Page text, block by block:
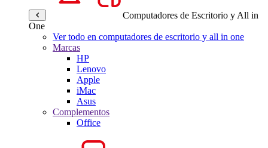
Computadores de Escritorio y All in
One
Ver todo en computadores de escritorio y all in one
Marcas
HP
Lenovo
Apple
iMac
Asus
Complementos
Office